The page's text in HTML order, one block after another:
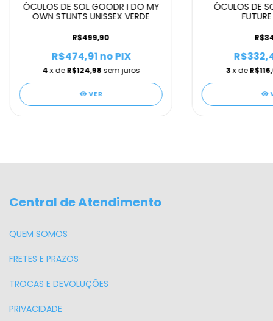
ÓCULOS DE SOL GOODR I DO MY
OWN STUNTS UNISSEX VERDE
R$499,90
4x deR$124,98 sem juros
R$474,91no PIX
VER
ÓCULOS DE
3 x de
Central de Atendimento
QUEM SOMOS
FRETES E PRAZOS
TROCAS E DEVOLUÇÕES
PRIVACIDADE